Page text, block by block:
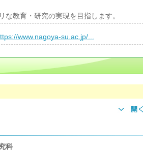
な教育・研究の実現を目指します。
www.nagoya-su.ac.jp/...
科